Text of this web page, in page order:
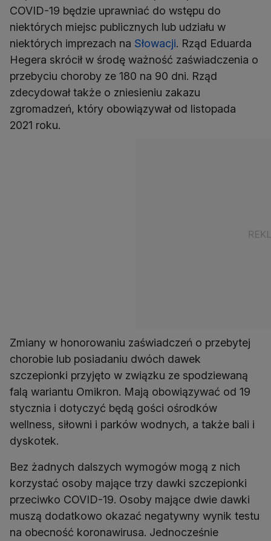
COVID-19 będzie uprawniać do wstępu do
niektórych miejsc publicznych lub udziału w
niektórych imprezach na Słowacji. Rząd Eduarda
Hegera skrócił w środę ważność zaświadczenia o
przebyciu choroby ze 180 na 90 dni. Rząd
zdecydował także o zniesieniu zakazu
zgromadzeń, który obowiązywał od listopada
2021 roku.
Zmiany w honorowaniu zaświadczeń o przebytej
chorobie lub posiadaniu dwóch dawek
szczepionki przyjęto w związku ze spodziewaną
falą wariantu Omikron. Mają obowiązywać od 19
stycznia i dotyczyć będą gości ośrodków
wellness, siłowni i parków wodnych, a także bali i
dyskotek.
Bez żadnych dalszych wymogów mogą z nich
korzystać osoby mające trzy dawki szczepionki
przeciwko COVID-19. Osoby mające dwie dawki
muszą dodatkowo okazać negatywny wynik testu
na obecność koronawirusa. Jednocześnie